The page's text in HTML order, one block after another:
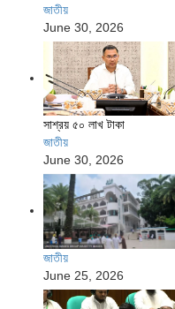
জাতীয়
June 30, 2026
সাশ্রয় ৫০ লাখ টাকা
জাতীয়
June 30, 2026
জাতীয়
June 25, 2026